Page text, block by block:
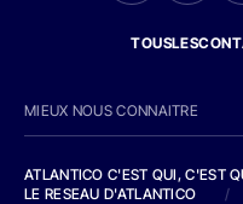
MIEUX NOUS CONNAITRE
ATLANTICO C'EST QUI, C'EST
LE RESEAU D'ATLANTICO
/